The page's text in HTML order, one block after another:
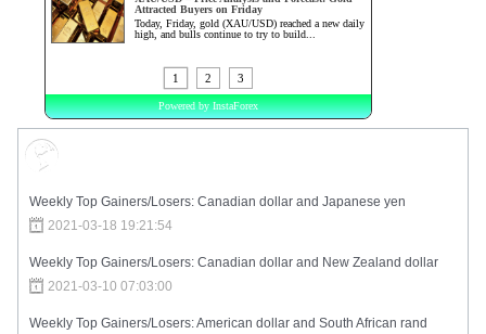
Weekly Top Gainers/Losers: Canadian dollar and Japanese yen
2021-03-18 19:21:54
Weekly Top Gainers/Losers: Canadian dollar and New Zealand dollar
2021-03-10 07:03:00
Weekly Top Gainers/Losers: American dollar and South African rand